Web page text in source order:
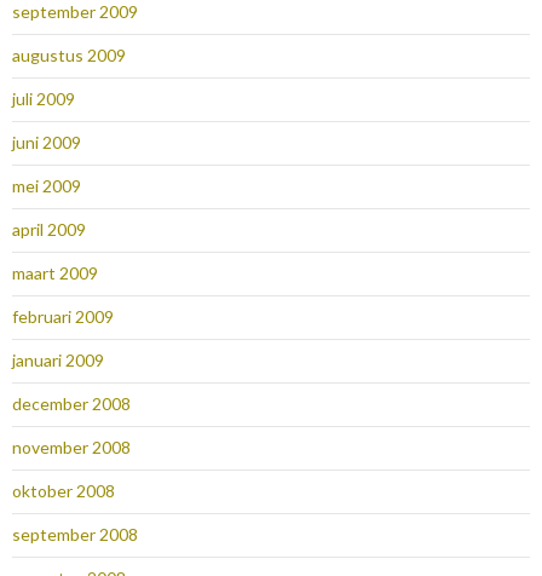
september 2009
augustus 2009
juli 2009
juni 2009
mei 2009
april 2009
maart 2009
februari 2009
januari 2009
december 2008
november 2008
oktober 2008
september 2008